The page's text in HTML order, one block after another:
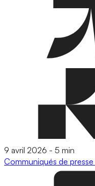
9 avril 2026 - 5 min
Communiqués de presse